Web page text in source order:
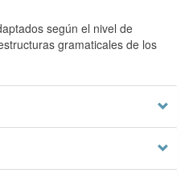
según el nivel de
gramaticales de los